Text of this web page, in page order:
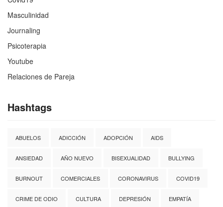
Masculinidad
Journaling
Psicoterapia
Youtube
Relaciones de Pareja
Hashtags
ABUELOS ADICCIÓN ADOPCIÓN AIDS
ANSIEDAD AÑO NUEVO BISEXUALIDAD BULLYING
BURNOUT COMERCIALES CORONAVIRUS COVID19
CRIME DE ODIO CULTURA DEPRESIÓN EMPATÍA